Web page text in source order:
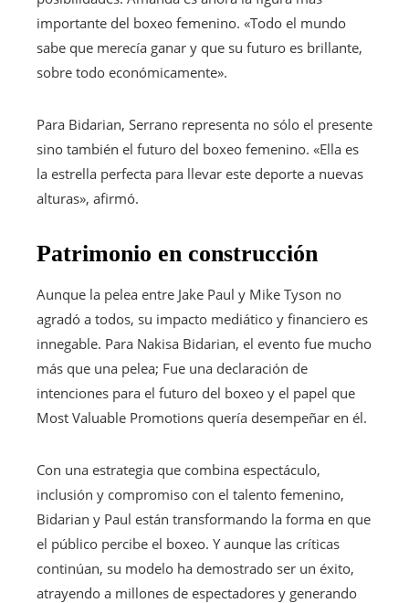
importante del boxeo femenino. «Todo el mundo
sabe que merecía ganar y que su futuro es brillante,
sobre todo económicamente».
Para Bidarian, Serrano representa no sólo el presente
sino también el futuro del boxeo femenino. «Ella es
la estrella perfecta para llevar este deporte a nuevas
alturas», afirmó.
Patrimonio en construcción
Aunque la pelea entre Jake Paul y Mike Tyson no
agradó a todos, su impacto mediático y financiero es
innegable. Para Nakisa Bidarian, el evento fue mucho
más que una pelea; Fue una declaración de
intenciones para el futuro del boxeo y el papel que
Most Valuable Promotions quería desempeñar en él.
Con una estrategia que combina espectáculo,
inclusión y compromiso con el talento femenino,
Bidarian y Paul están transformando la forma en que
el público percibe el boxeo. Y aunque las críticas
continúan, su modelo ha demostrado ser un éxito,
atrayendo a millones de espectadores y generando